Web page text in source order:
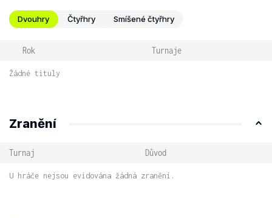
Dvouhry Čtyřhry Smíšené čtyřhry
Rok Turnaje
Žádné tituly
Zranění
Turnaj Důvod
U hráče nejsou evidována žádná zranění.